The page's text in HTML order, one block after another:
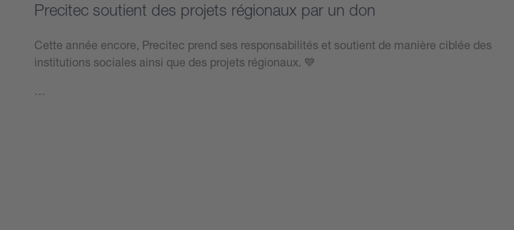
Precitec soutient des projets régionaux par un don
Cette année encore, Precitec prend ses responsabilités et soutient de manière ciblée des
institutions sociales ainsi que des projets régionaux. 💙
…